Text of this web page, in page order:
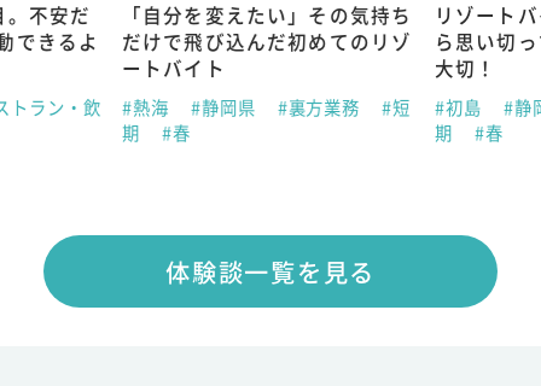
不安だ
できるよ
トラン・飲
「自分を変えたい」その気持ち
だけで飛び込んだ初めてのリゾ
ートバイト
#熱海 #静岡県 #裏方業務
#短
期
#春
リゾート
ら思い切
大切！
#初島
#静
期
#春
体験談一覧を見る